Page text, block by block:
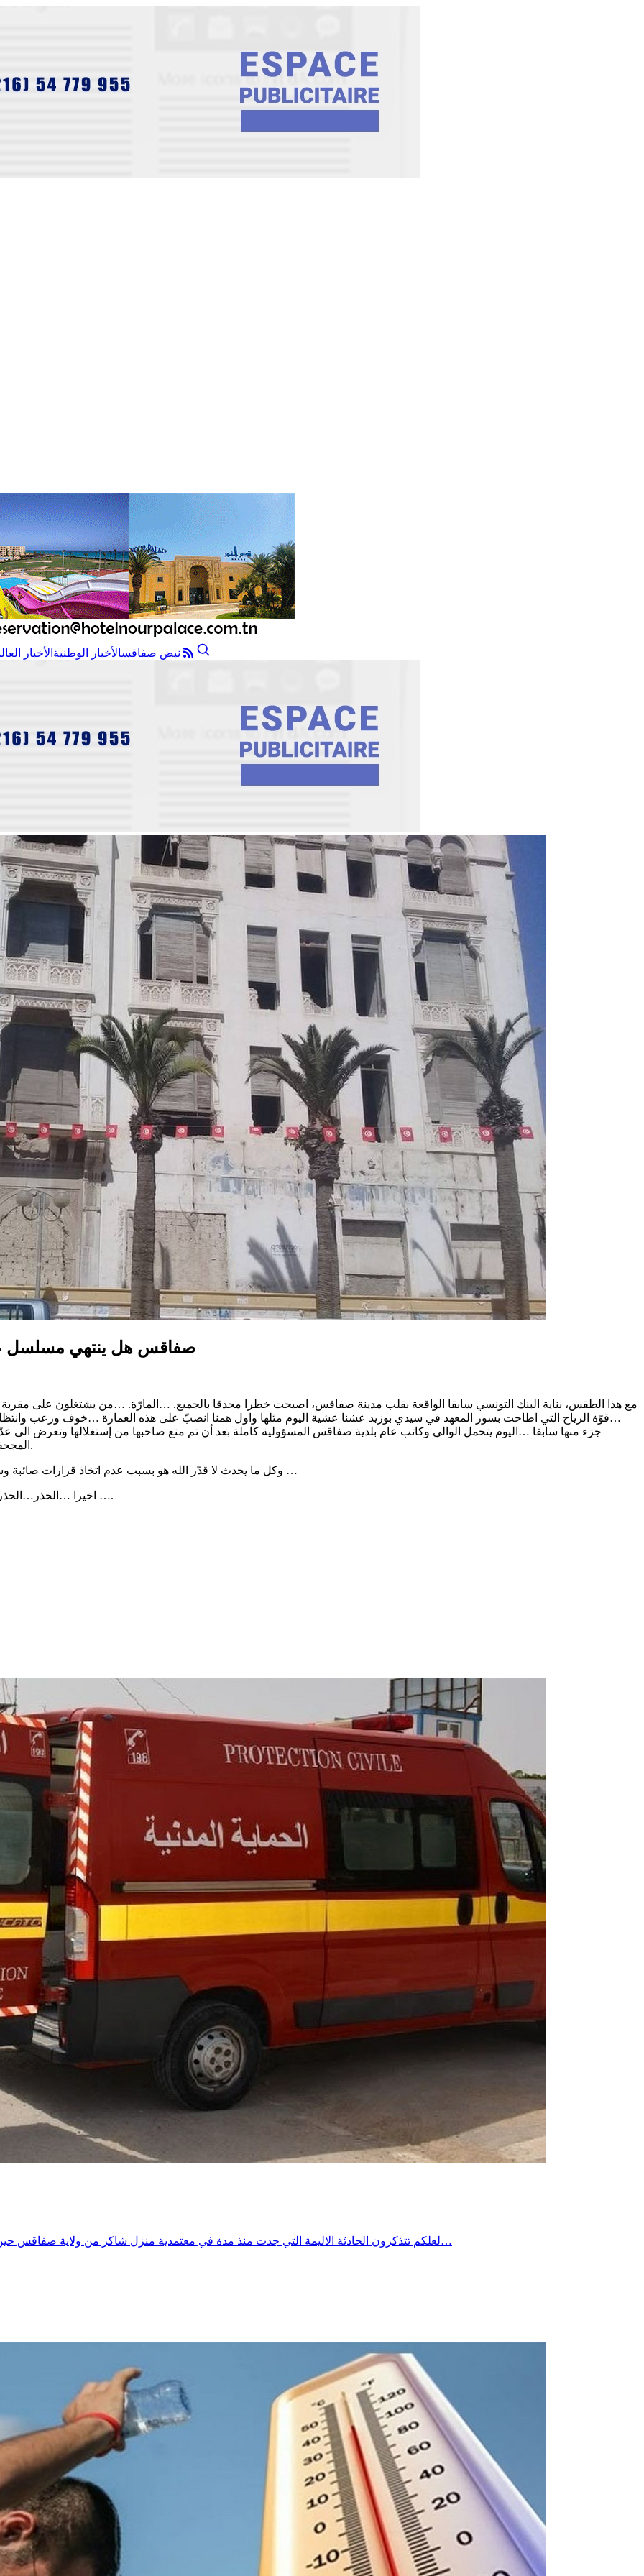
نبض صفاقسالأخبار الوطنية الأخبار
صفاقس هل ينتهي مسلسل
مع هذا الطقس، بناية البنك التونسي سابقا الواقعة بقلب مدينة صفاقس، اصبحت خطرا محدقا بالجميع. …المارّة. …من يشتغلون على
…قوّة الرياح التي اطاحت بسور المعهد في سيدي بوزيد عشنا عشية اليوم مثلها واول همنا انصبّ على هذه العمارة …خوف ورعب
جزء منها سابقا …اليوم يتحمل الوالي وكاتب عام بلدية صفاقس المسؤولية كاملة بعد أن تم منع صاحبها من إستغلالها وتعرض
المجحفة التي فرضتها بلدية صفاقس لصاحب العقار حتى يُعيد فيه الحياة؟؟؟.
وكل ما يحدث لا قدّر الله هو بسبب عدم اتخاذ قرارات صائبة وسريعة وقانونية فالايادي الرخوة لا يمكن لها ان تصنع مستقبل صفاقس …
اخيرا …الحذر…الحذر…الحذر…ثم الحذر …. اتخذوا القرار وسيكون كل الصفاقسية ورائكم ….
لعلكم تتذكرون الحادثة الاليمة التي جدت منذ مدة في معتمدية منزل شاكر من ولاية صفاقس حين غرق شاب في فستقية ماء وخيّم الحُزن آنذاك على المنطقة وطالب…